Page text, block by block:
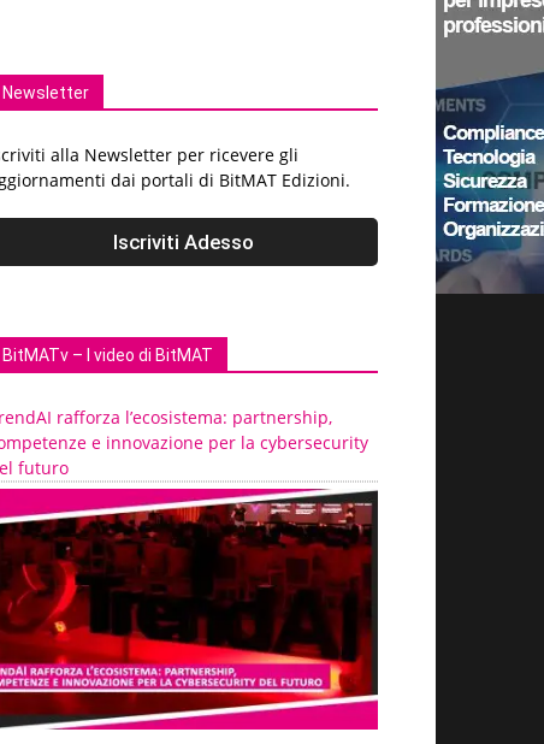
Newsletter
alla Newsletter per ricevere gli
dai portali di BitMAT Edizioni.
BitMATv – I video di BitMAT
rafforza l’ecosistema: partnership,
e innovazione per la cybersecurity
futuro